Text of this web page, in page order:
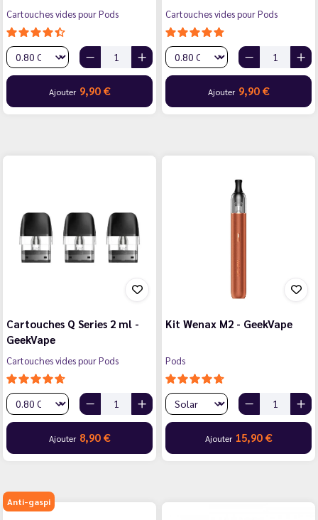
Cartouches vides pour Pods
Ajouter 9,90 €
Cartouches vides pour Pods
Ajouter 9,90 €
Cartouches Q Series 2 ml -
GeekVape
Cartouches vides pour Pods
Ajouter 8,90 €
Kit Wenax M2 - GeekVape
Pods
Ajouter 15,90 €
Anti-gaspi